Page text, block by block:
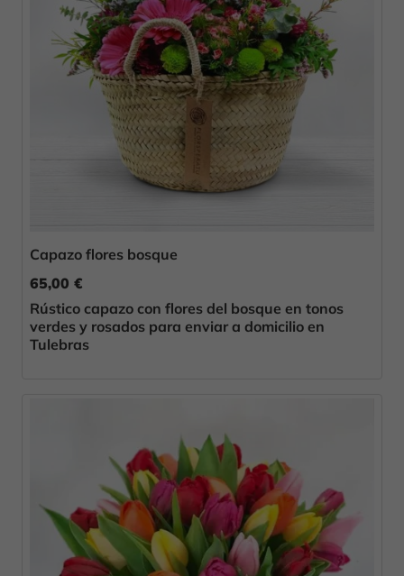
Capazo flores bosque
65,00 €
Rústico capazo con flores del bosque en tonos
verdes y rosados para enviar a domicilio en
Tulebras